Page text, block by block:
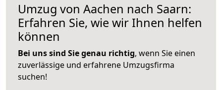
Umzug von Aachen nach Saarn:
Erfahren Sie, wie wir Ihnen helfen
können
Bei uns sind Sie genau richtig, wenn Sie einen
zuverlässige und erfahrene Umzugsfirma
suchen!